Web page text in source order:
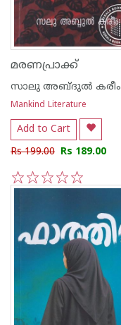
മരണപ്രാക്ക്
സാലു അബ്ദുൽ കരീം
Mankind Literature
Add to Cart
Rs 199.00 Rs 189.00
5
4
3
2
1